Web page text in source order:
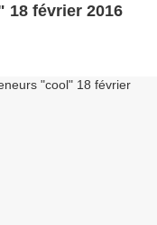
Chaponost Promeneurs "cool" 18 février 2016